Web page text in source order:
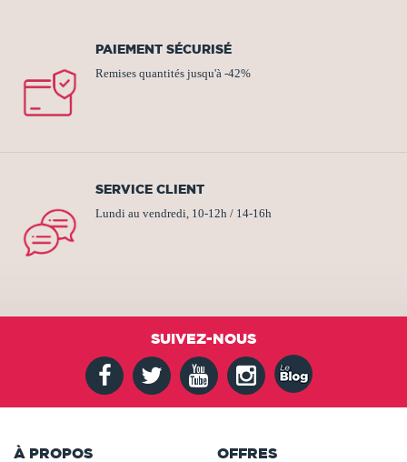
PAIEMENT SÉCURISÉ
Remises quantités jusqu'à -42%
SERVICE CLIENT
Lundi au vendredi, 10-12h / 14-16h
SUIVEZ-NOUS
À PROPOS OFFRES